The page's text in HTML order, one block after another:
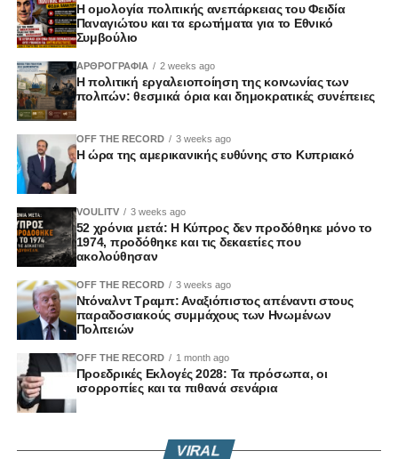
Η ομολογία πολιτικής ανεπάρκειας του Φειδία
Παναγιώτου και τα ερωτήματα για το Εθνικό
Συμβούλιο
ΑΡΘΡΟΓΡΑΦΙΑ 2 weeks ago
Η πολιτική εργαλειοποίηση της κοινωνίας των
πολιτών: θεσμικά όρια και δημοκρατικές συνέπειες
OFF THE RECORD 3 weeks ago
Η ώρα της αμερικανικής ευθύνης στο Κυπριακό
VOULITV 3 weeks ago
52 χρόνια μετά: Η Κύπρος δεν προδόθηκε μόνο το
1974, προδόθηκε και τις δεκαετίες που
ακολούθησαν
OFF THE RECORD 3 weeks ago
Ντόναλντ Τραμπ: Αναξιόπιστος απέναντι στους
παραδοσιακούς συμμάχους των Ηνωμένων
Πολιτειών
OFF THE RECORD 1 month ago
Προεδρικές Εκλογές 2028: Τα πρόσωπα, οι
ισορροπίες και τα πιθανά σενάρια
VIRAL